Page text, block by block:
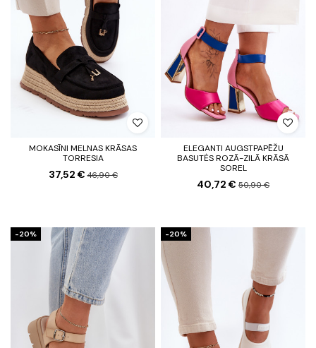
MOKASĪNI MELNAS KRĀSAS
TORRESIA
37,52 €46,90 €
ELEGANTI AUGSTPAPĒŽU
BASUTĖS ROZĀ-ZILĀ KRĀSĀ
SOREL
40,72 € 50,90 €
-20% -20%